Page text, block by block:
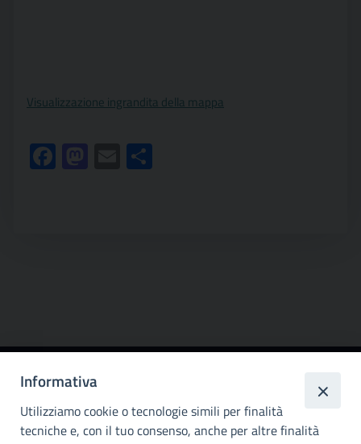
Visualizzazione ingrandita della mappa
Facebook
Mastodon
Email
Città
metropolitana di
Palermo
Informativa
Utilizziamo cookie o tecnologie simili per finalità
tecniche e, con il tuo consenso, anche per altre finalità